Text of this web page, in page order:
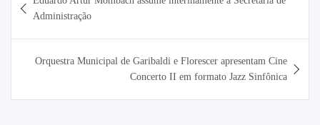
de
Post
Administração
Orquestra Municipal de Garibaldi e Florescer apresentam Cine
Concerto II em formato Jazz Sinfônica